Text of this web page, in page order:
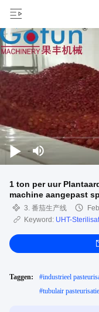
1 ton per uur
machine aangepast
3. 番茄生产线
Keyword: UHT-
Taggen: #industrieel
#tubulair